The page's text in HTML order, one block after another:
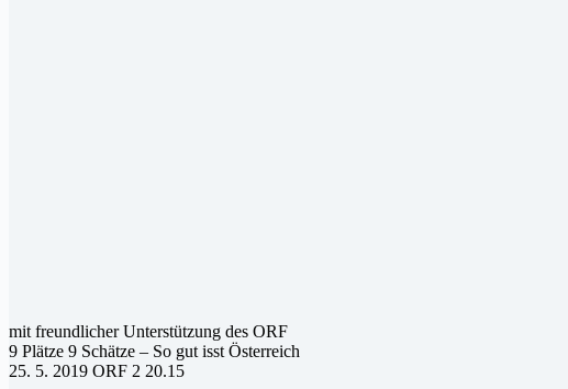
mit freundlicher Unterstützung des ORF
9 Plätze 9 Schätze – So gut isst Österreich
25. 5. 2019 ORF 2 20.15